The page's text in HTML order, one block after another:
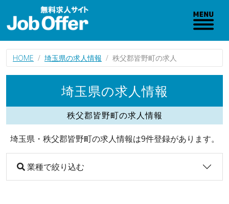
HOME 埼玉県の求人情報 秩父郡皆野町の求人
埼玉県の求人情報
秩父郡皆野町の求人情報
埼玉県・秩父郡皆野町の求人情報は9件登録があります。
業種で絞り込む